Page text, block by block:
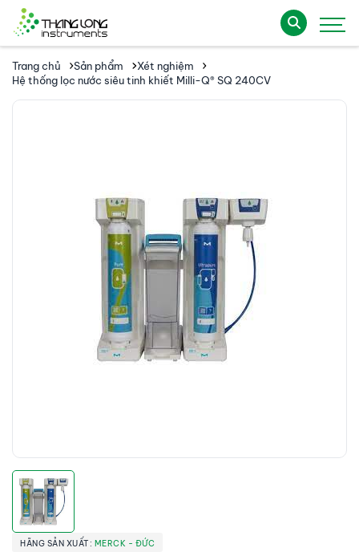
Trang chủ Sản phẩm
Xét nghiệm
Hệ thống lọc nước siêu tinh khiết Milli-Q® SQ 240CV
HÃNG SẢN XUẤT: MERCK - ĐỨC